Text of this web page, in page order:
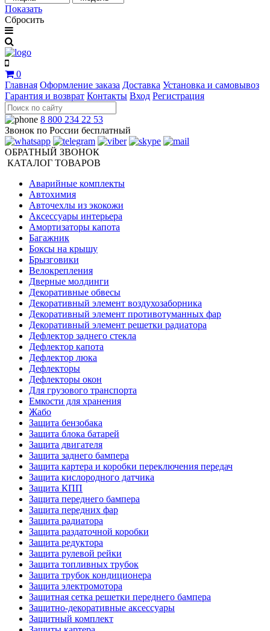
Показать
Сбросить
0
Главная Оформление заказа Доставка Установка и самовывоз
Гарантия и возврат Контакты Вход Регистрация
8 800 234 22 53
Звонок по России бесплатный
ОБРАТНЫЙ ЗВОНОК
КАТАЛОГ ТОВАРОВ
Аварийные комплекты
Автохимия
Авточехлы из экокожи
Аксессуары интерьера
Амортизаторы капота
Багажник
Боксы на крышу
Брызговики
Велокрепления
Дверные молдинги
Декоративные обвесы
Декоративный элемент воздухозаборника
Декоративный элемент противотуманных фар
Декоративный элемент решетки радиатора
Дефлектор заднего стекла
Дефлектор капота
Дефлектор люка
Дефлекторы
Дефлекторы окон
Для грузового транспорта
Емкости для хранения
Жабо
Защита бензобака
Защита блока батарей
Защита двигателя
Защита заднего бампера
Защита картера и коробки переключения передач
Защита кислородного датчика
Защита КПП
Защита переднего бампера
Защита передних фар
Защита радиатора
Защита раздаточной коробки
Защита редуктора
Защита рулевой рейки
Защита топливных трубок
Защита трубок кондиционера
Защита электромотора
Защитная сетка решетки переднего бампера
Защитно-декоративные аксессуары
Защитный комплект